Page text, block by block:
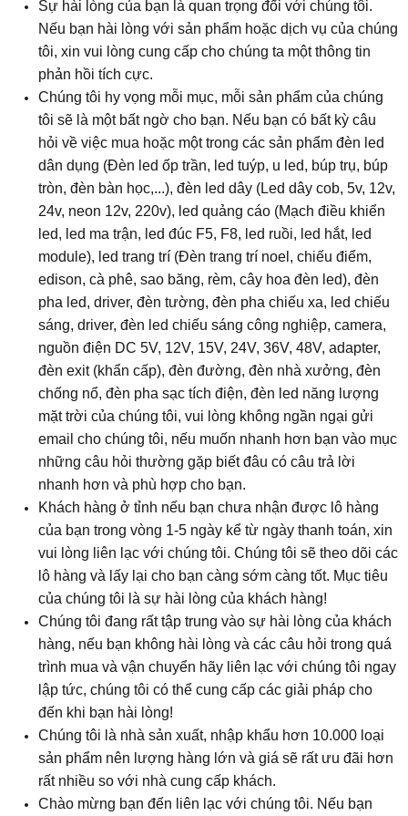
Sự hài lòng của bạn là quan trọng đối với chúng tôi.
Nếu bạn hài lòng với sản phẩm hoặc dịch vụ của chúng
tôi, xin vui lòng cung cấp cho chúng ta một thông tin
phản hồi tích cực.
Chúng tôi hy vọng mỗi mục, mỗi sản phẩm của chúng
tôi sẽ là một bất ngờ cho bạn. Nếu bạn có bất kỳ câu
hỏi về việc mua hoặc một trong các sản phẩm đèn led
dân dụng (Đèn led ốp trần, led tuýp, u led, búp trụ, búp
tròn, đèn bàn học,...), đèn led dây (Led dây cob, 5v, 12v,
24v, neon 12v, 220v), led quảng cáo (Mạch điều khiển
led, led ma trận, led đúc F5, F8, led ruồi, led hắt, led
module), led trang trí (Đèn trang trí noel, chiếu điểm,
edison, cà phê, sao băng, rèm, cây hoa đèn led), đèn
pha led, driver, đèn tường, đèn pha chiếu xa, led chiếu
sáng, driver, đèn led chiếu sáng công nghiệp, camera,
nguồn điện DC 5V, 12V, 15V, 24V, 36V, 48V, adapter,
đèn exit (khẩn cấp), đèn đường, đèn nhà xưởng, đèn
chống nổ, đèn pha sạc tích điện, đèn led năng lượng
mặt trời của chúng tôi, vui lòng không ngần ngại gửi
email cho chúng tôi, nếu muốn nhanh hơn bạn vào mục
những câu hỏi thường gặp biết đâu có câu trả lời
nhanh hơn và phù hợp cho bạn.
Khách hàng ở tỉnh nếu bạn chưa nhận được lô hàng
của bạn trong vòng 1-5 ngày kể từ ngày thanh toán, xin
vui lòng liên lạc với chúng tôi. Chúng tôi sẽ theo dõi các
lô hàng và lấy lại cho bạn càng sớm càng tốt. Mục tiêu
của chúng tôi là sự hài lòng của khách hàng!
Chúng tôi đang rất tập trung vào sự hài lòng của khách
hàng, nếu bạn không hài lòng và các câu hỏi trong quá
trình mua và vận chuyển hãy liên lạc với chúng tôi ngay
lập tức, chúng tôi có thể cung cấp các giải pháp cho
đến khi bạn hài lòng!
Chúng tôi là nhà sản xuất, nhập khẩu hơn 10.000 loại
sản phẩm nên lượng hàng lớn và giá sẽ rất ưu đãi hơn
rất nhiều so với nhà cung cấp khách.
Chào mừng bạn đến liên lạc với chúng tôi. Nếu bạn